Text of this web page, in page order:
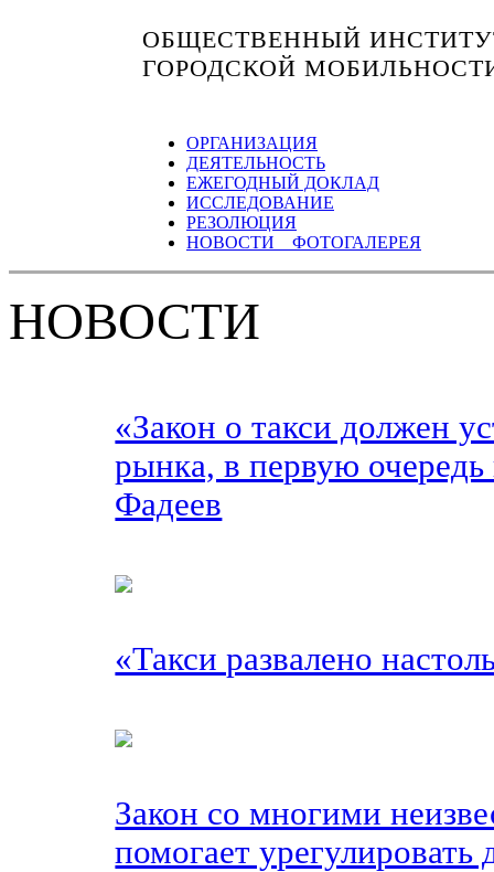
ОБЩЕСТВЕННЫЙ
ГОРОДСКОЙ
ОРГАНИЗАЦИЯ
ДЕЯТЕЛЬНОСТЬ
ЕЖЕГОДНЫЙ ДОКЛАД
ИССЛЕДОВАНИЕ
РЕЗОЛЮЦИЯ
НОВОСТИ ФОТОГАЛЕРЕЯ
НОВОСТИ
«Закон о такси должен
рынка, в первую
Фадеев
«Такси развалено
Закон со многими
помогает урегулировать